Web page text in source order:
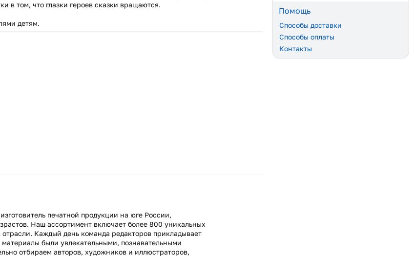
в том, что глазки героев сказки вращаются.
детям.
печатной продукции на юге России,
Наш ассортимент включает более 800 уникальных
Каждый день команда редакторов прикладывает
были увлекательными, познавательными
отбираем авторов, художников и иллюстраторов,
Помощь
Способы доставки
Способы оплаты
Контакты